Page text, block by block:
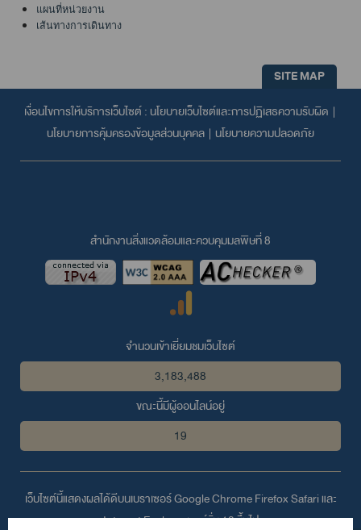
แผนที่หน่วยงาน
เส้นทางการเดินทาง
SITE MAP
เงื่อนไขการให้บริการเว็บไซต์ : นโยบายเว็บไซต์และการปฏิเสธความรับผิด |
นโยบายการคุ้มครองข้อมูลส่วนบุคคล | นโยบายความปลอดภัย
สำนักงานสิ่งแวดล้อมและควบคุมมลพิษที่ 8
จำนวนเข้าเยี่ยมชมเว็บไซต์
3,183,488
ขณะนี้มีผู้ออนไลน์อยู่
19
เว็บไซต์นี้แสดงผลได้ดีบนเบราเซอร์Google ChromeFirefoxSafariและ
Internet Explorerเวอร์ชั่น 10 ขึ้นไป